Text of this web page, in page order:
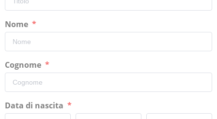
Nome
Cognome
Data di nascita